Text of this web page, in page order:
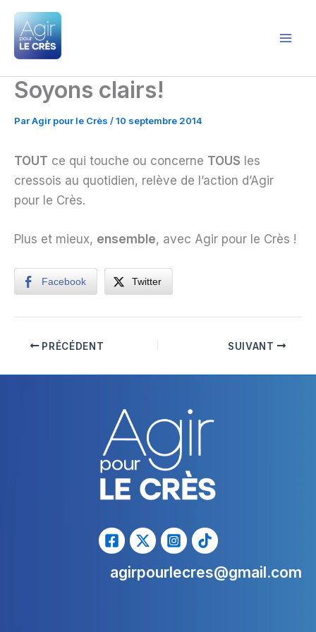
Aller
contenu
Soyons clairs!
ParAgir pour le Crès /10 septembre 2014
TOUT ce qui touche ou concerne TOUS les
cressois au quotidien, relève de l’action d’Agir
pour le Crès.
Plus et mieux, ensemble, avec Agir pour le Crès !
Facebook Twitter
PRÉCÉDENT SUIVANT
agirpourlecres@gmail.com